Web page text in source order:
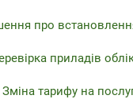
про
приладів
тарифу на